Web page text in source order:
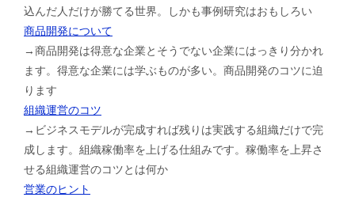
込んだ人だけが勝てる世界。しかも事例研究はおもしろい
商品開発について
→商品開発は得意な企業とそうでない企業にはっきり分かれ
ます。得意な企業には学ぶものが多い。商品開発のコツに迫
ります
組織運営のコツ
→ビジネスモデルが完成すれば残りは実践する組織だけで完
成します。組織稼働率を上げる仕組みです。稼働率を上昇さ
せる組織運営のコツとは何か
営業のヒント